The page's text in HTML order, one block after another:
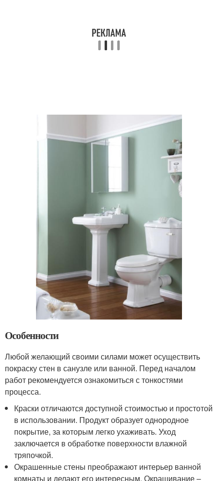
Особенности
Любой желающий своими силами может осуществить
покраску стен в санузле или ванной. Перед началом
работ рекомендуется ознакомиться с тонкостями
процесса.
Краски отличаются доступной стоимостью и простотой
в использовании. Продукт образует однородное
покрытие, за которым легко ухаживать. Уход
заключается в обработке поверхности влажной
тряпочкой.
Окрашенные стены преображают интерьер ванной
комнаты и делают его интересным. Окрашивание –